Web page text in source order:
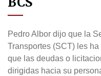
Pedro Albor dijo que la
Transportes (SCT) les
que las deudas o
dirigidas hacia su